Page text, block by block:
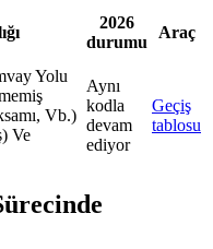
2026
durumu
Araç
Yolu
Vb.)
Ve
Aynı
kodla
devam
ediyor
Geçiş
tablosu